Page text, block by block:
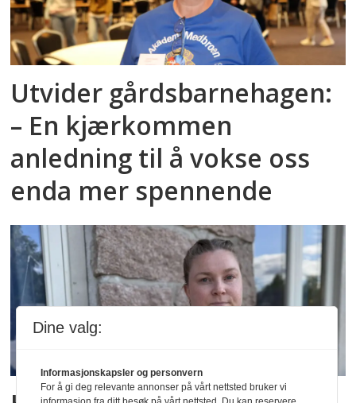
Utvider gårdsbarnehagen:
– En kjærkommen
anledning til å vokse oss
enda mer spennende
Dine valg:
Informasjonskapsler og personvern
For å gi deg relevante annonser på vårt nettsted bruker vi